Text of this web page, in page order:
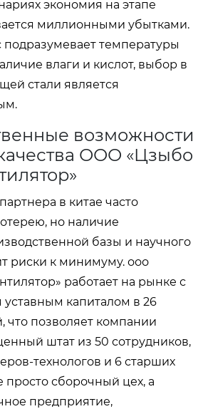
экономия на этапе
миллионными убытками.
температуры
влаги и кислот, выбор в
стали является
возможности
ООО «Цзыбо
в китае часто
но наличие
базы и научного
риски к минимуму. ооо
работает на рынке с
уставным капиталом в 26
позволяет компании
штат из 50 сотрудников,
технологов и 6 старших
просто сборочный цех, а
предприятие,